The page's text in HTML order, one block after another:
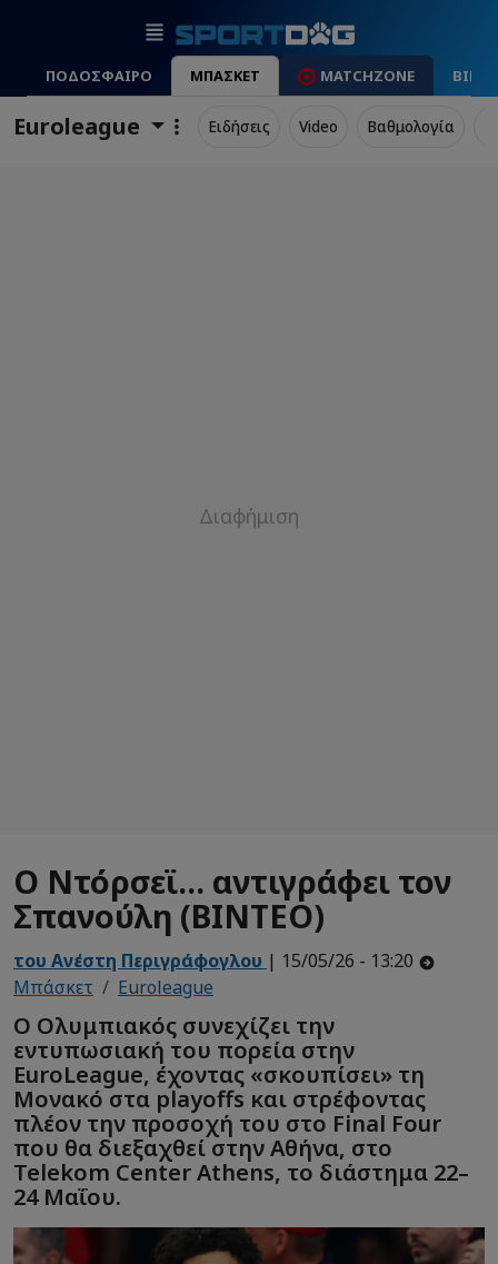
ΠΟΔΟΣΦΑΙΡΟ ΜΠΑΣΚΕΤ MATCHZONE
Euroleague Ειδήσεις Video Βαθμολογία
O Ντόρσεϊ... αντιγράφει τον
Σπανούλη (ΒΙΝΤΕΟ)
του Ανέστη Περιγράφογλου | 15/05/26 - 13:20
Μπάσκετ
Euroleague
Ο Ολυμπιακός συνεχίζει την
εντυπωσιακή του πορεία στην
EuroLeague, έχοντας «σκουπίσει» τη
Μονακό στα playoffs και στρέφοντας
πλέον την προσοχή του στο Final Four
που θα διεξαχθεί στην Αθήνα, στο
Telekom Center Athens, το διάστημα 22–
24 Μαΐου.